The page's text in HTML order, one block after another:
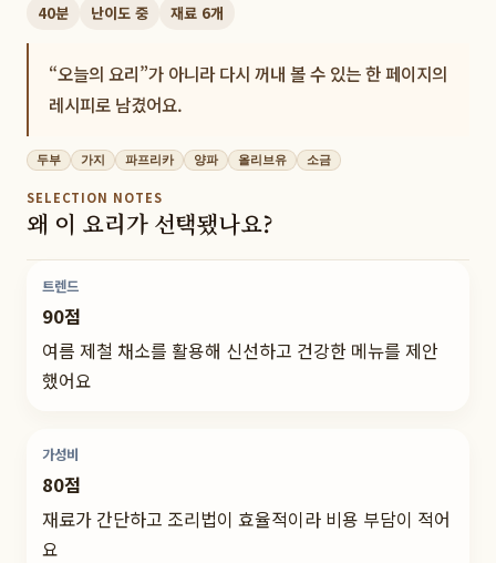
40분 난이도 중 재료 6개
“오늘의 요리”가 아니라 다시 꺼내 볼 수 있는 한 페이지의
레시피로 남겼어요.
두부 가지 파프리카 양파 올리브유 소금
SELECTION NOTES
왜 이 요리가 선택됐나요?
트렌드
90점
여름 제철 채소를 활용해 신선하고 건강한 메뉴를 제안
했어요
가성비
80점
재료가 간단하고 조리법이 효율적이라 비용 부담이 적어
요